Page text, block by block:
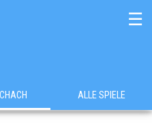
☰
ALLE SPIELE